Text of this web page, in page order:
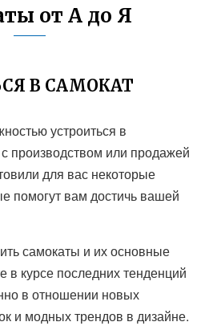
от А до Я
В САМОКАТ
устроиться в
производством или продажей
для вас некоторые
помогут вам достичь вашей
самокаты и их основные
в курсе последних тенденций
в отношении новых
и модных трендов в дизайне.